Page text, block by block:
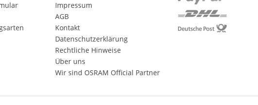
Impressum
AGB
Kontakt
Datenschutzerklärung
Rechtliche Hinweise
Über uns
Wir sind OSRAM Official Partner